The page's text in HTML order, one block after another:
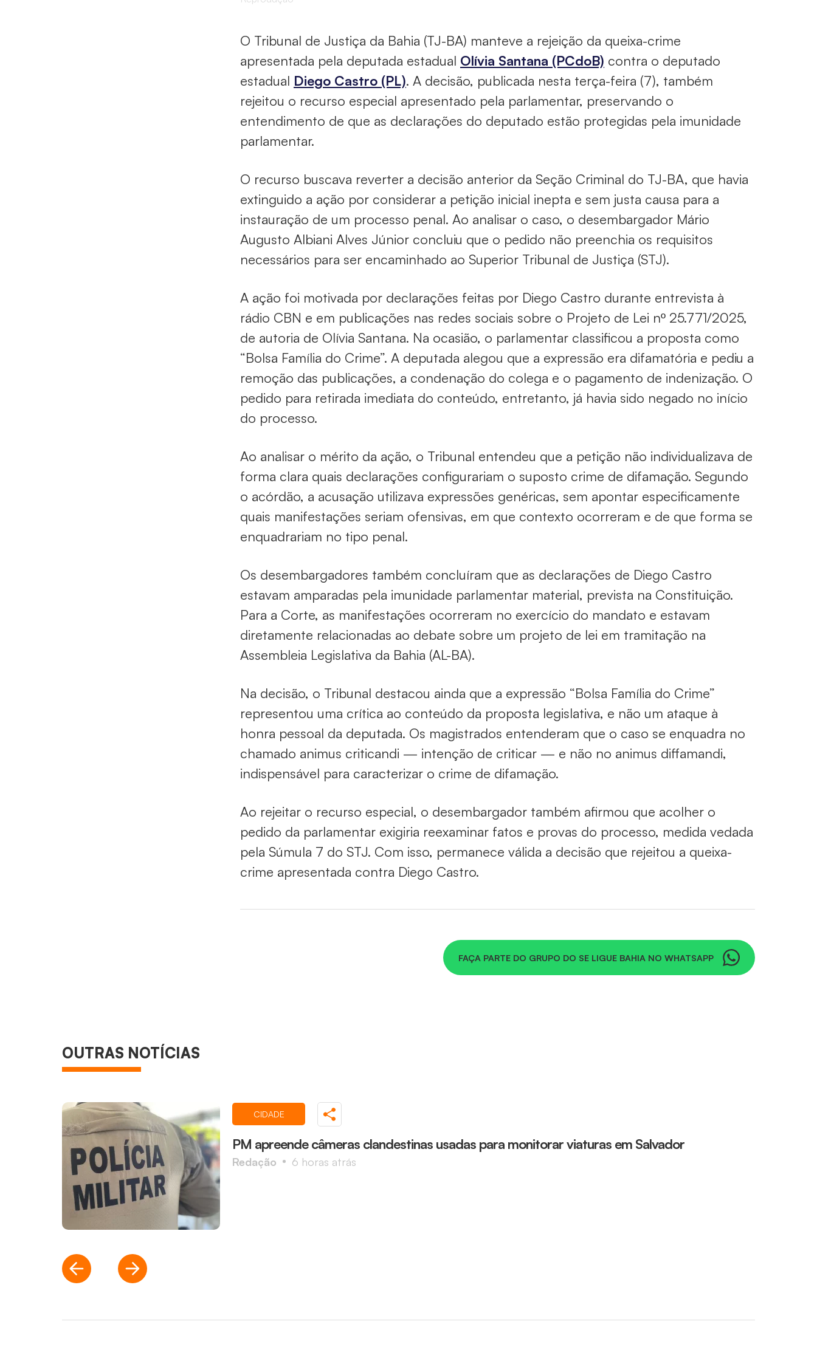
O Tribunal de Justiça da Bahia (TJ-BA) manteve a rejeição da queixa-crime
apresentada pela deputada estadual Olívia Santana (PCdoB) contra o deputado
estadual Diego Castro (PL). A decisão, publicada nesta terça-feira (7), também
rejeitou o recurso especial apresentado pela parlamentar, preservando o
entendimento de que as declarações do deputado estão protegidas pela imunidade
parlamentar.
O recurso buscava reverter a decisão anterior da Seção Criminal do TJ-BA, que havia
extinguido a ação por considerar a petição inicial inepta e sem justa causa para a
instauração de um processo penal. Ao analisar o caso, o desembargador Mário
Augusto Albiani Alves Júnior concluiu que o pedido não preenchia os requisitos
necessários para ser encaminhado ao Superior Tribunal de Justiça (STJ).
A ação foi motivada por declarações feitas por Diego Castro durante entrevista à
rádio CBN e em publicações nas redes sociais sobre o Projeto de Lei nº 25.771/2025,
de autoria de Olívia Santana. Na ocasião, o parlamentar classificou a proposta como
“Bolsa Família do Crime”. A deputada alegou que a expressão era difamatória e pediu a
remoção das publicações, a condenação do colega e o pagamento de indenização. O
pedido para retirada imediata do conteúdo, entretanto, já havia sido negado no início
do processo.
Ao analisar o mérito da ação, o Tribunal entendeu que a petição não individualizava de
forma clara quais declarações configurariam o suposto crime de difamação. Segundo
o acórdão, a acusação utilizava expressões genéricas, sem apontar especificamente
quais manifestações seriam ofensivas, em que contexto ocorreram e de que forma se
enquadrariam no tipo penal.
Os desembargadores também concluíram que as declarações de Diego Castro
estavam amparadas pela imunidade parlamentar material, prevista na Constituição.
Para a Corte, as manifestações ocorreram no exercício do mandato e estavam
diretamente relacionadas ao debate sobre um projeto de lei em tramitação na
Assembleia Legislativa da Bahia (AL-BA).
Na decisão, o Tribunal destacou ainda que a expressão “Bolsa Família do Crime”
representou uma crítica ao conteúdo da proposta legislativa, e não um ataque à
honra pessoal da deputada. Os magistrados entenderam que o caso se enquadra no
chamado animus criticandi — intenção de criticar — e não no animus diffamandi,
indispensável para caracterizar o crime de difamação.
Ao rejeitar o recurso especial, o desembargador também afirmou que acolher o
pedido da parlamentar exigiria reexaminar fatos e provas do processo, medida vedada
pela Súmula 7 do STJ. Com isso, permanece válida a decisão que rejeitou a queixa-
crime apresentada contra Diego Castro.
FAÇA PARTE DO GRUPO DO SE LIGUE BAHIA NO WHATSAPP
OUTRAS NOTÍCIAS
CIDADE
PM apreende câmeras clandestinas usadas para monitorar viaturas em Salvador
Redação 6 horas atrás